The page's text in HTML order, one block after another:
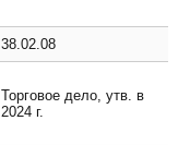
38.02.08
Торговое дело, утв. в
2024 г.